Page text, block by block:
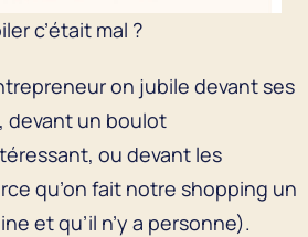
c’était mal ?
on jubile devant ses
devant un boulot
ou devant les
qu’on fait notre shopping un
et qu’il n’y a personne).